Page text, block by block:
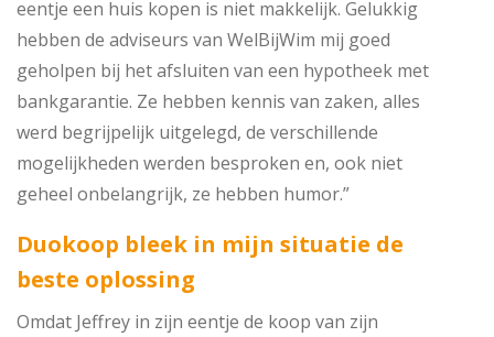
eentje een huis kopen is niet makkelijk. Gelukkig
hebben de adviseurs van WelBijWim mij goed
geholpen bij het afsluiten van een hypotheek met
bankgarantie. Ze hebben kennis van zaken, alles
werd begrijpelijk uitgelegd, de verschillende
mogelijkheden werden besproken en, ook niet
geheel onbelangrijk, ze hebben humor.”
Duokoop bleek in mijn situatie de
beste oplossing
Omdat Jeffrey in zijn eentje de koop van zijn